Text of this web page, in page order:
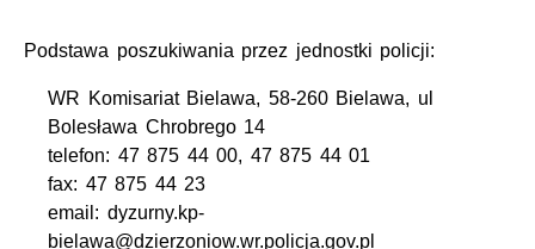
Podstawa poszukiwania przez jednostki policji:
WR Komisariat Bielawa, 58-260 Bielawa, ul
Bolesława Chrobrego 14
telefon: 47 875 44 00, 47 875 44 01
fax: 47 875 44 23
email: dyzurny.kp-
bielawa@dzierzoniow.wr.policja.gov.pl